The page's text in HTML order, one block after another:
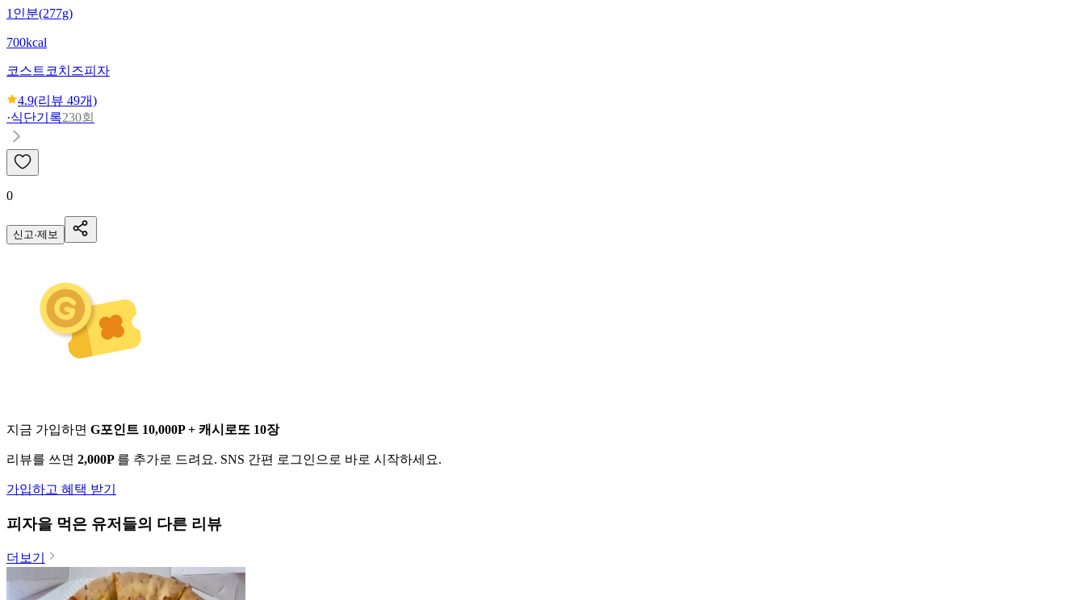
1인분(277g)
700kcal
코스트코치즈피자
4.9(리뷰 49개)
·식단기록230회
0
신고·제보
지금 가입하면 G포인트 10,000P + 캐시로또 10장
리뷰를 쓰면 2,000P 를 추가로 드려요. SNS 간편 로그인으로 바로 시작하세요.
가입하고 혜택 받기
피자을 먹은 유저들의 다른 리뷰
더보기